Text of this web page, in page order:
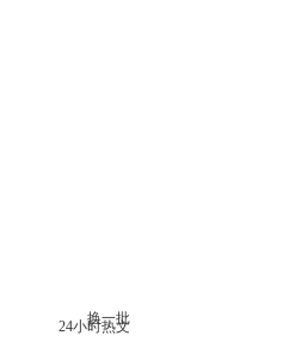
24小时热文
换一批